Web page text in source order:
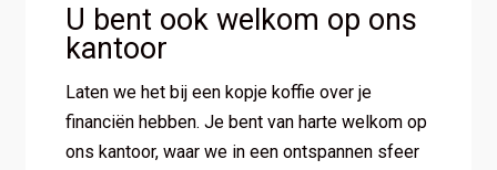
U bent ook welkom op ons
kantoor
Laten we het bij een kopje koffie over je
financiën hebben. Je bent van harte welkom op
ons kantoor, waar we in een ontspannen sfeer